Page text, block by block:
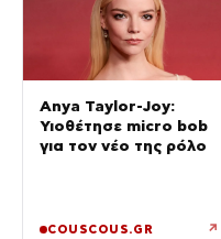
Anya Taylor-Joy:
Υιοθέτησε micro bob
για τον νέο της ρόλο
COUSCOUS.GR ↗